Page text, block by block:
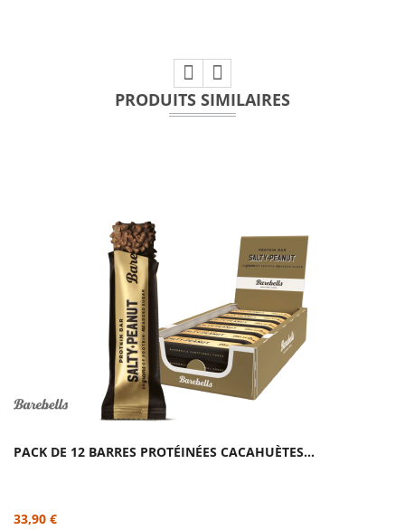
PRODUITS SIMILAIRES
PACK DE 12 BARRES PROTÉINÉES CACAHUÈTES...
33,90 €